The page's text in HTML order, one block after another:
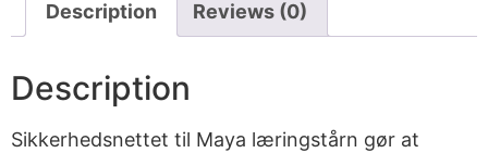
Description Reviews (0)
Description
Sikkerhedsnettet til Maya læringstårn gør at